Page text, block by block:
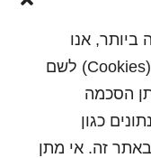
ביותר, אנו
משתמשים בטכנולוגיות כגון עוגיות (Cookies) לשם
הסכמה
כגון
באתר זה. אי מתן
שלח לחבר
שמורות לשראל 2018 | עיצוב ותכנות: סטודיו